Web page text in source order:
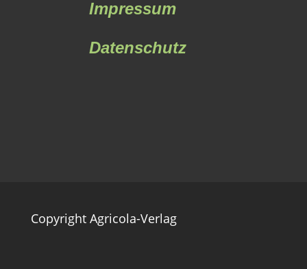
Impressum
Datenschutz
Copyright Agricola-Verlag